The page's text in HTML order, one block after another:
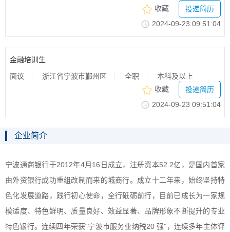
收藏
投递简历
2024-09-2309:51:04
金融培训生
面议 浙江省宁波市鄞州区 全职 本科及以上
收藏
投递简历
2024-09-2309:51:04
企业简介
宁波通商银行于2012年4月16日成立，注册资本52.2亿，是国内首家
由外资银行成功重组改制而来的城商行。成立十二年来，始终坚持特
色化发展道路，践行初心使命，全行砥砺前行，目前已成长为一家规
模适度、特色鲜明、质量良好、效益显著、品牌形象不断提升的专业
特色银行。连续四年荣获“宁波市服务业纳税20强”，连续多年主体评